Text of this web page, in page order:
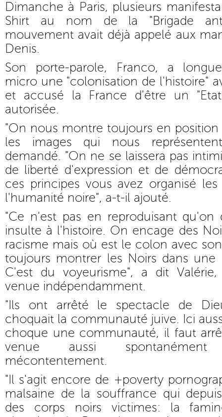
Dimanche à Paris, plusieurs
Shirt au nom de la "Brigade
mouvement avait déjà appelé aux
Denis.
Son porte-parole, Franco, a
micro une "colonisation de l'histoire"
et accusé la France d'être un
autorisée.
"On nous montre toujours en
les images qui nous
demandé. "On ne se laissera pas
de liberté d'expression et de
ces principes vous avez organisé
l'humanité noire", a-t-il ajouté.
"Ce n'est pas en reproduisant qu'on
insulte à l'histoire. On encage des
racisme mais où est le colon avec
toujours montrer les Noirs dans une
C'est du voyeurisme", a dit
venue indépendamment.
"Ils ont arrêté le spectacle de
choquait la communauté juive. Ici
choque une communauté, il faut
venue aussi
mécontentement.
"Il s'agit encore de +poverty
malsaine de la souffrance qui
des corps noirs victimes: la